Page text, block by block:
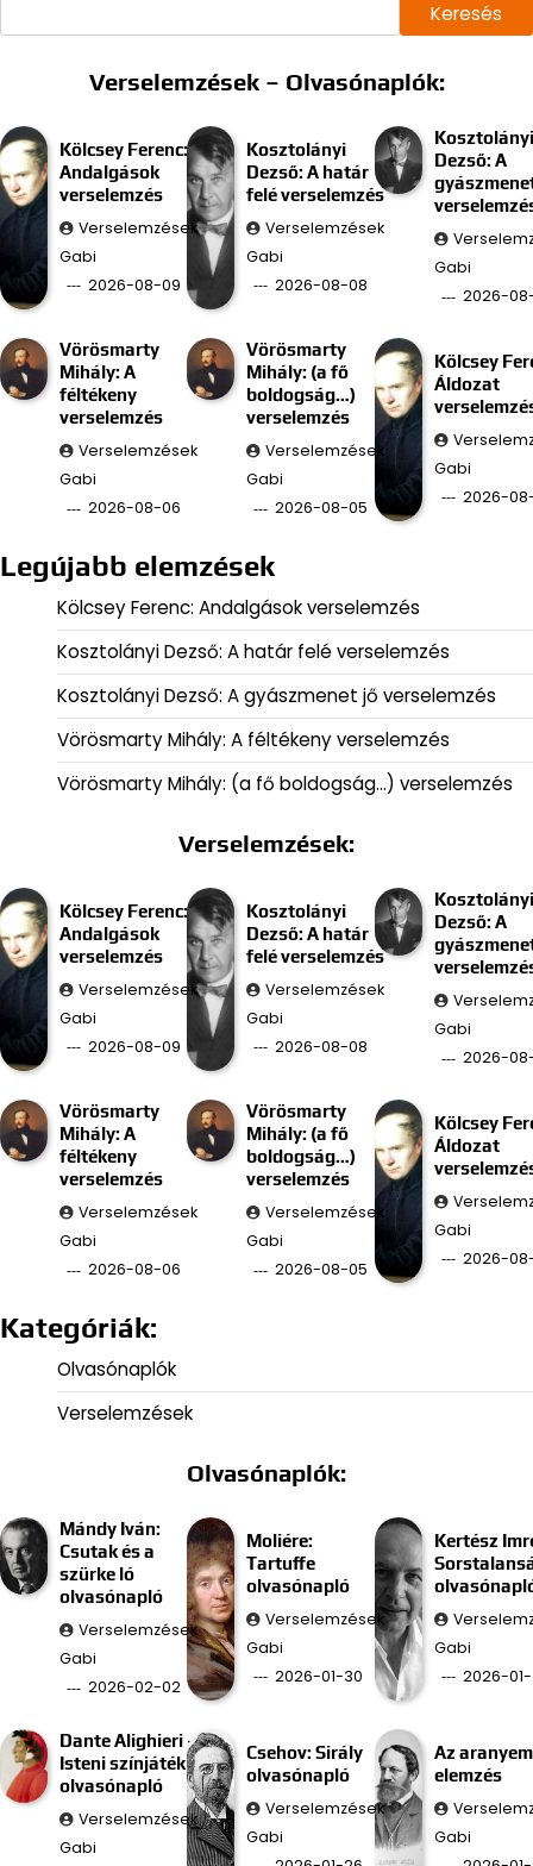
Keresés
Verselemzések – Olvasónaplók:
Kölcsey Ferenc:
Andalgások
verselemzés
Verselemzések
Gabi
2026-08-09
Kosztolányi
Dezső: A határ
felé verselemzés
Verselemzések
Gabi
2026-08-08
Kosztolányi
Dezső: A
Gabi
2026-
Vörösmarty
Mihály: A
féltékeny
verselemzés
Verselemzések
Gabi
2026-08-06
Vörösmarty
Mihály: (a fő
boldogság…)
verselemzés
Verselemzések
Gabi
2026-08-05
Kölcsey
Áldozat
Gabi
2026-
Legújabb elemzések
Kölcsey Ferenc: Andalgások verselemzés
Kosztolányi Dezső: A határ felé verselemzés
Kosztolányi Dezső: A gyászmenet jő verselemzés
Vörösmarty Mihály: A féltékeny verselemzés
Vörösmarty Mihály: (a fő boldogság…) verselemzés
Verselemzések:
Kölcsey Ferenc:
Andalgások
verselemzés
Verselemzések
Gabi
2026-08-09
Kosztolányi
Dezső: A határ
felé verselemzés
Verselemzések
Gabi
2026-08-08
Kosztolányi
Dezső: A
Gabi
2026-
Vörösmarty
Mihály: A
féltékeny
verselemzés
Verselemzések
Gabi
2026-08-06
Vörösmarty
Mihály: (a fő
boldogság…)
verselemzés
Verselemzések
Gabi
2026-08-05
Kölcsey
Áldozat
Gabi
2026-
Kategóriák:
Olvasónaplók
Verselemzések
Olvasónaplók:
Mándy Iván:
Csutak és a
szürke ló
olvasónapló
Verselemzések
Gabi
2026-02-02
Moliére:
Tartuffe
olvasónapló
Verselemzések
Gabi
2026-01-30
Kertész
Gabi
2026-
Dante Alighieri –
Isteni színjáték
olvasónapló
Verselemzések
Gabi
Csehov: Sirály
olvasónapló
Verselemzések
Gabi
Az
elemzés
Gabi